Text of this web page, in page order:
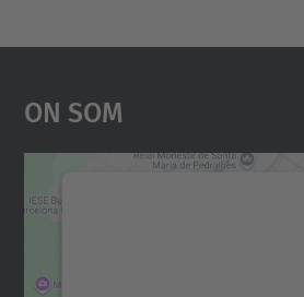
On Som